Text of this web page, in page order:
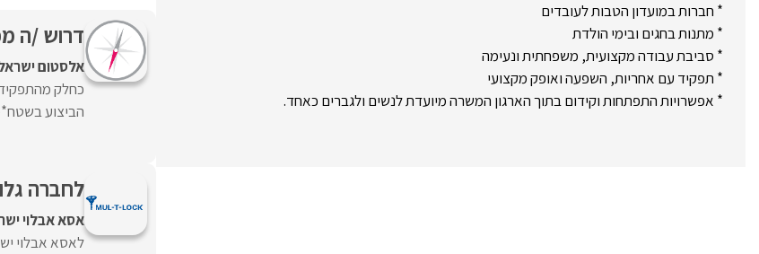
* חברות במועדון הטבות לעובדים
* מתנות בחגים ובימי הולדת
* סביבת עבודה מקצועית, משפחתית ונעימה
* תפקיד עם אחריות, השפעה ואופק מקצועי
* אפשרויות התפתחות וקידום בתוך הארגון המשרה מיועדת לנשים ולגברים כאחד.
דרוש /ה
אלסטום
כחלק
הביצוע
לחברה
אסא אבלוי
לאסא אבלוי